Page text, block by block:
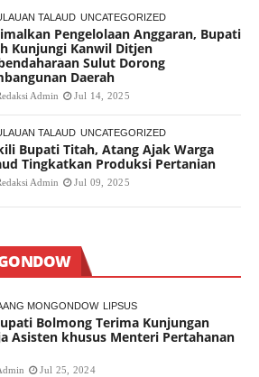
TALAUD UNCATEGORIZED
Pengelolaan Anggaran, Bupati
Kunjungi Kanwil Ditjen
Sulut Dorong
Daerah
Admin Jul 14, 2025
TALAUD UNCATEGORIZED
Bupati Titah, Atang Ajak Warga
Tingkatkan Produksi Pertanian
Admin Jul 09, 2025
MONGONDOW LIPSUS
Bolmong Terima Kunjungan
Asisten khusus Menteri Pertahanan
Jul 25, 2024